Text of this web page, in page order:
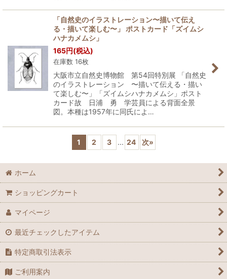
「自然史のイラストレーション〜描いて伝え
る・描いて楽しむ〜」 ポストカード「ズイムシ
ハナカメムシ」
165円(税込)
在庫数 16枚
大阪市立自然史博物館 第54回特別展 「自然史
のイラストレーション 〜描いて伝える・描い
て楽しむ〜」「ズイムシハナカメムシ」ポスト
カード故 日浦 勇 学芸員による背面全景
図。本種は1957年に同氏によ…
1 2 3 ... 24 次»
ホーム
ショッピングカート
マイページ
最近チェックしたアイテム
特定商取引法表示
ご利用案内